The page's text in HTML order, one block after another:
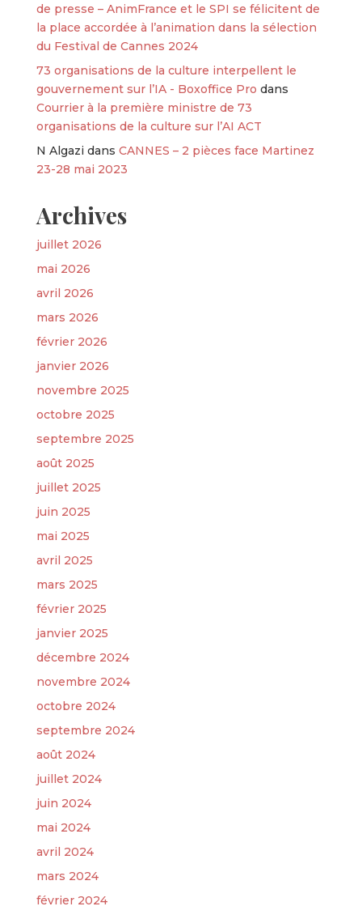
de presse – AnimFrance et le SPI se félicitent de
la place accordée à l’animation dans la sélection
du Festival de Cannes 2024
73 organisations de la culture interpellent le
gouvernement sur l’IA - Boxoffice Pro dans
Courrier à la première ministre de 73
organisations de la culture sur l’AI ACT
N Algazi dans CANNES – 2 pièces face Martinez
23-28 mai 2023
Archives
juillet 2026
mai 2026
avril 2026
mars 2026
février 2026
janvier 2026
novembre 2025
octobre 2025
septembre 2025
août 2025
juillet 2025
juin 2025
mai 2025
avril 2025
mars 2025
février 2025
janvier 2025
décembre 2024
novembre 2024
octobre 2024
septembre 2024
août 2024
juillet 2024
juin 2024
mai 2024
avril 2024
mars 2024
février 2024